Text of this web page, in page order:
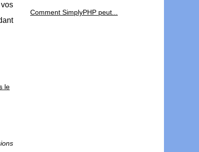
le
Comment SimplyPHP peut...